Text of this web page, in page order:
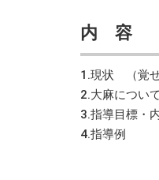
内 容
1.現状 （覚せ
2.大麻について
3.指導目標・
4.指導例